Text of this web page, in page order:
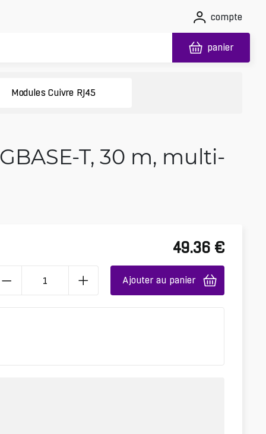
compte
panier
Modules Cuivre RJ45
T, 30 m, multi-
49.36 €
Ajouter au panier